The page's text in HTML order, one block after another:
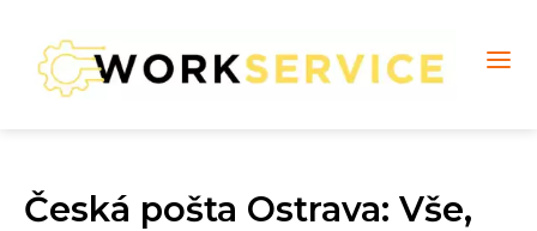
Česká pošta Ostrava: Vše,